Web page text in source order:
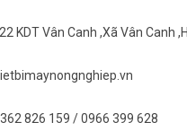
KDT Vân Canh ,Xã Vân Canh
826 159 / 0966 399 628